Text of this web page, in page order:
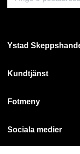
Ystad
Kundtjänst
Fotmeny
Sociala medier